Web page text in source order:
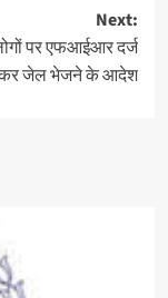
Next:
पर एफआईआर दर्ज
जेल भेजने के आदेश